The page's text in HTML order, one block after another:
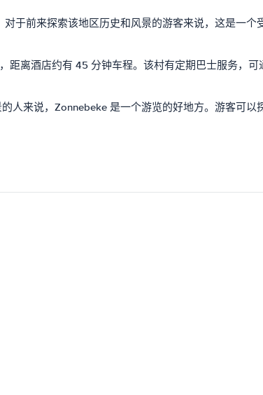
于前来探索该地区历史和风景的游客来说，这是一
离酒店约有 45 分钟车程。该村有定期巴士服务，
人来说，Zonnebeke 是一个游览的好地方。游客可